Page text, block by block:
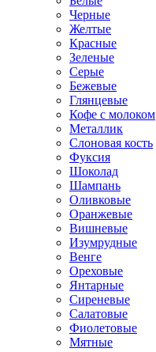
Черные
Желтые
Красные
Зеленые
Серые
Бежевые
Глянцевые
Кофе с молоком
Металлик
Слоновая кость
Фуксия
Шоколад
Шампань
Оливковые
Оранжевые
Вишневые
Изумрудные
Венге
Ореховые
Янтарные
Сиреневые
Салатовые
Фиолетовые
Мятные